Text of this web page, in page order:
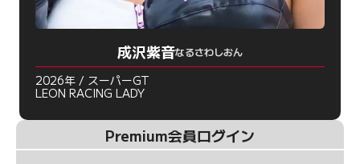
成沢紫音なるさわしおん
2026年 / スーパーGT
LEON RACING LADY
Premium会員ログイン